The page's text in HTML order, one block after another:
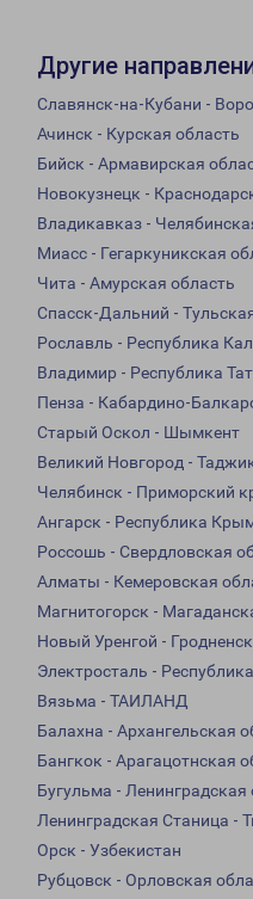
Другие
Славянск-на-Кубани -
Ачинск - Курская область
Бийск - Армавирская
Новокузнецк -
Владикавказ -
Миасс - Гегаркуникская
Чита - Амурская область
Спасск-Дальний -
Рославль - Республика
Владимир - Республика
Пенза - Кабардино-
Старый Оскол - Шымкент
Великий Новгород -
Челябинск - Приморский
Ангарск - Республика
Россошь - Свердловская
Алматы - Кемеровская
Магнитогорск -
Новый Уренгой -
Электросталь -
Вязьма - ТАИЛАНД
Балахна - Архангельская
Бангкок - Арагацотнская
Бугульма - Ленинградская
Ленинградская Станица -
Орск - Узбекистан
Рубцовск - Орловская